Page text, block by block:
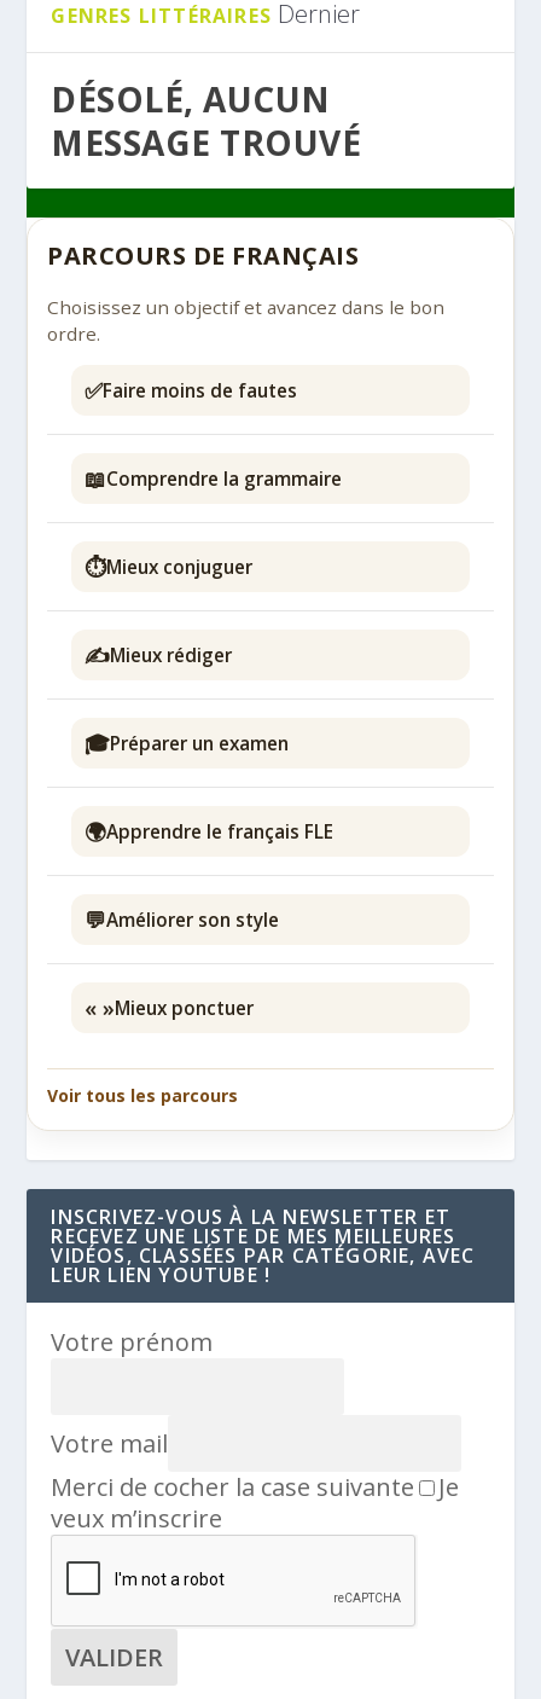
GENRES LITTÉRAIRES Dernier
DÉSOLÉ, AUCUN
MESSAGE TROUVÉ
PARCOURS DE FRANÇAIS
Choisissez un objectif et avancez dans le bon
ordre.
✅Faire moins de fautes
📖Comprendre la grammaire
⏱️Mieux conjuguer
✍️Mieux rédiger
🎓Préparer un examen
🌍Apprendre le français FLE
💬Améliorer son style
« »Mieux ponctuer
Voir tous les parcours
INSCRIVEZ-VOUS À LA NEWSLETTER ET
RECEVEZ UNE LISTE DE MES MEILLEURES
VIDÉOS, CLASSÉES PAR CATÉGORIE, AVEC
LEUR LIEN YOUTUBE !
Votre prénom
Votre mail
Merci de cocher la case suivante
Je
veux m’inscrire